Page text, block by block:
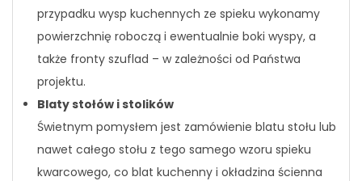
przypadku wysp kuchennych ze spieku wykonamy
powierzchnię roboczą i ewentualnie boki wyspy, a
także fronty szuflad – w zależności od Państwa
projektu.
Blaty stołów i stolików
Świetnym pomysłem jest zamówienie blatu stołu lub
nawet całego stołu z tego samego wzoru spieku
kwarcowego, co blat kuchenny i okładzina ścienna